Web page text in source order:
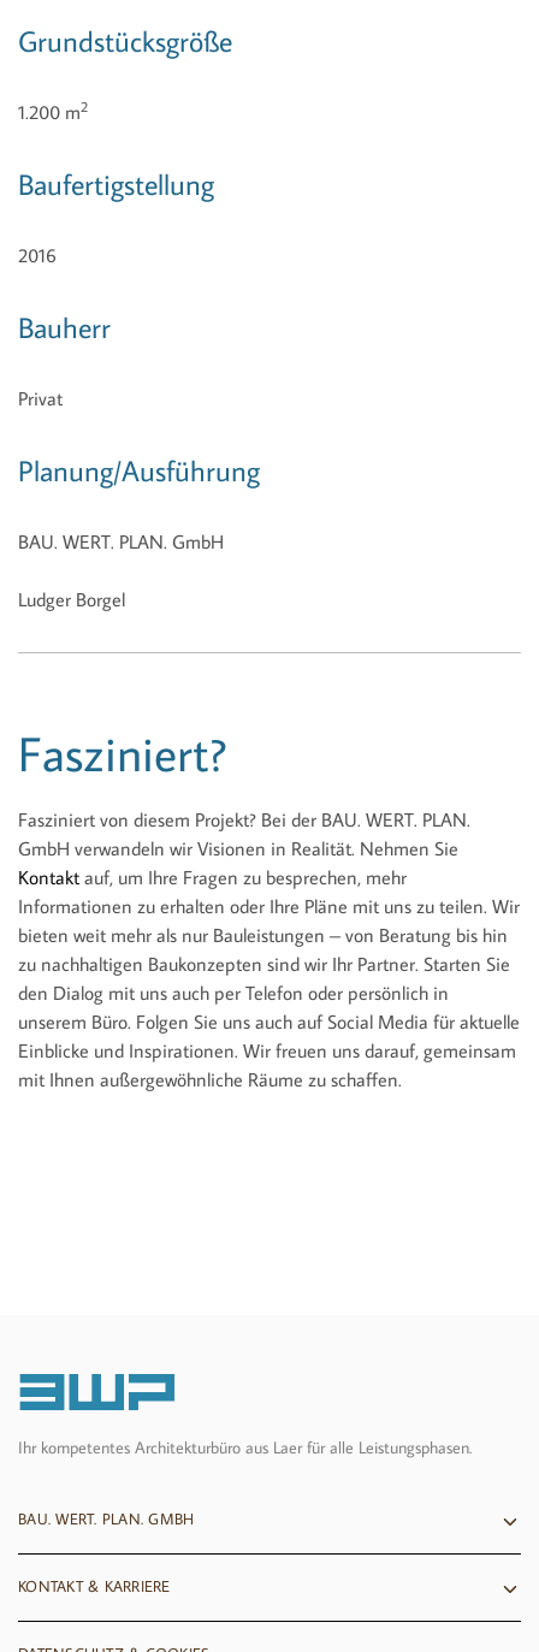
Grundstücksgröße
1.200 m2
Baufertigstellung
2016
Bauherr
Privat
Planung/Ausführung
BAU. WERT. PLAN. GmbH
Ludger Borgel
Fasziniert?
Fasziniert von diesem Projekt? Bei der BAU. WERT. PLAN.
GmbH verwandeln wir Visionen in Realität. Nehmen Sie
Kontakt auf, um Ihre Fragen zu besprechen, mehr
Informationen zu erhalten oder Ihre Pläne mit uns zu teilen. Wir
bieten weit mehr als nur Bauleistungen – von Beratung bis hin
zu nachhaltigen Baukonzepten sind wir Ihr Partner. Starten Sie
den Dialog mit uns auch per Telefon oder persönlich in
unserem Büro. Folgen Sie uns auch auf Social Media für aktuelle
Einblicke und Inspirationen. Wir freuen uns darauf, gemeinsam
mit Ihnen außergewöhnliche Räume zu schaffen.
Ihr kompetentes Architekturbüro aus Laer für alle Leistungsphasen.
BAU. WERT. PLAN. GMBH
KONTAKT & KARRIERE